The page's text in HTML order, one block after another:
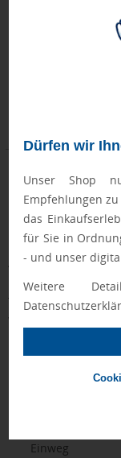
Dürfen wir
Unser Shop
Empfehlungen
das
für Sie in
- und unser
Weitere
Darum sollten
lassen
Die Marke Mepal
Alltagsprodukte, die
nachhaltige
Trinkflaschen,
Einweg